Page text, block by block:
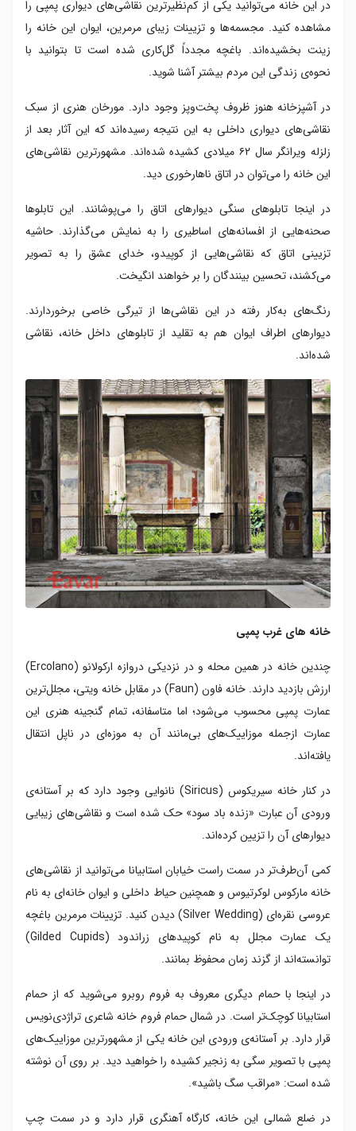
در این خانه می‌توانید یکی از کم‌نظیرترین نقاشی‌های دیواری پمپی را
مشاهده کنید. مجسمه‌ها و تزیینات زیبای مرمرین، ایوان این خانه را
زینت بخشیده‌اند. باغچه مجدداً گل‌کاری شده است تا بتوانید با
نحوه‌ی زندگی این مردم بیشتر آشنا شوید.
در آشپزخانه هنوز ظروف پخت‌وپز وجود دارد. مورخان هنری از سبک
نقاشی‌های دیواری داخلی به این نتیجه رسیده‌اند که این آثار بعد از
زلزله‌ ویرانگر سال ۶۲ میلادی کشیده شده‌اند. مشهورترین نقاشی‌های
این خانه را می‌توان در اتاق ناهارخوری دید.
در اینجا تابلوهای سنگی دیوارهای اتاق را می‌پوشانند. این تابلوها
صحنه‌هایی از افسانه‌های اساطیری را به نمایش می‌گذارند. حاشیه‌
تزیینی اتاق که نقاشی‌هایی از کوپیدو، خدای عشق را به تصویر
می‌کشند، تحسین بینندگان را بر خواهند انگیخت.
رنگ‌های به‌کار رفته در این نقاشی‌ها از تیرگی خاصی برخوردارند.
دیوارهای اطراف ایوان هم به تقلید از تابلوهای داخل خانه، نقاشی
شده‌اند.
خانه های غرب پمپی
چندین خانه در همین محله و در نزدیکی دروازه‌ ارکولانو (Ercolano)
ارزش بازدید دارند. خانه‌ فاون (Faun) در مقابل خانه‌ ویتی، مجلل‌ترین
عمارت پمپی محسوب می‌شود؛ اما متاسفانه، تمام گنجینه‌ هنری این
عمارت ازجمله موزاییک‌های بی‌مانند آن به موزه‌ای در ناپل انتقال
یافته‌اند.
در کنار خانه‌ سیریکوس (Siricus) نانوایی وجود دارد که بر آستانه‌ی
ورودی آن عبارت «زنده‌ باد سود» حک شده است و نقاشی‌های زیبایی
دیوارهای آن را تزیین کرده‌اند.
کمی آن‌طرف‌تر در سمت راست خیابان استابیانا می‌توانید از نقاشی‌های
خانه‌ مارکوس لوکرتیوس و همچنین حیاط داخلی و ایوان خانه‌ای به نام
عروسی نقره‌ای (Silver Wedding) دیدن کنید. تزیینات مرمرین باغچه‌
یک عمارت مجلل به نام کوپیدهای زراندود (Gilded Cupids)
توانسته‌اند از گزند زمان محفوظ بمانند.
در اینجا با حمام دیگری معروف به فروم روبرو می‌شوید که از حمام
استابیانا کوچک‌تر است. در شمال حمام فروم خانه‌ شاعری تراژدی‌نویس
قرار دارد. بر آستانه‌ی ورودی این خانه یکی از مشهورترین موزاییک‌های
پمپی با تصویر سگی به زنجیر کشیده را خواهید دید. بر روی آن نوشته
شده است: «مراقب سگ باشید».
در ضلع شمالی این خانه، کارگاه آهنگری قرار دارد و در سمت چپ